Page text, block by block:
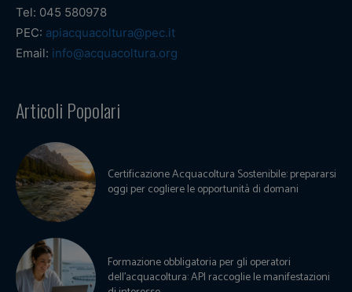
Tel: 045 580978
PEC: apiacquacoltura@pec.it
Email: info@acquacoltura.org
Articoli Popolari
Certificazione Acquacoltura Sostenibile: prepararsi
oggi per cogliere le opportunità di domani
Formazione obbligatoria per gli operatori
dell’acquacoltura: API raccoglie le manifestazioni